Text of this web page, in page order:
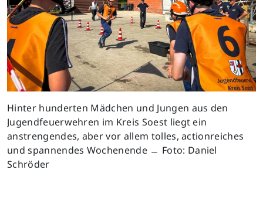
Hinter hunderten Mädchen und Jungen aus den
Jugendfeuerwehren im Kreis Soest liegt ein
anstrengendes, aber vor allem tolles, actionreiches
und spannendes Wochenende ﹘ Foto: Daniel
Schröder